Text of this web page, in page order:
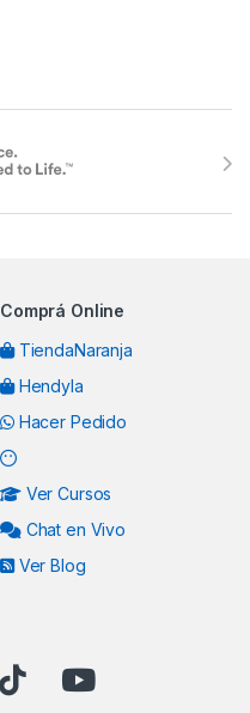
Comprá Online
TiendaNaranja
Hendyla
Hacer Pedido
Ver Cursos
Chat en Vivo
Ver Blog